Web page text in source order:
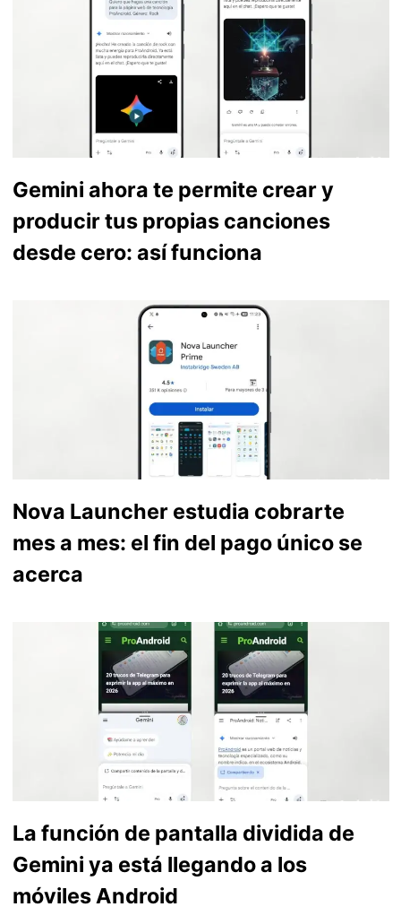
Gemini ahora te permite crear y
producir tus propias canciones
desde cero: así funciona
Nova Launcher estudia cobrarte
mes a mes: el fin del pago único se
acerca
La función de pantalla dividida de
Gemini ya está llegando a los
móviles Android